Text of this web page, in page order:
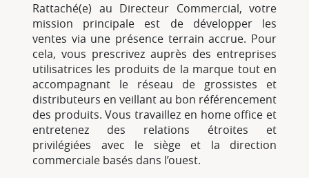
Rattaché(e) au Directeur Commercial, votre
mission principale est de développer les
ventes via une présence terrain accrue. Pour
cela, vous prescrivez auprès des entreprises
utilisatrices les produits de la marque tout en
accompagnant le réseau de grossistes et
distributeurs en veillant au bon référencement
des produits. Vous travaillez en home office et
entretenez des relations étroites et
privilégiées avec le siège et la direction
commerciale basés dans l’ouest.